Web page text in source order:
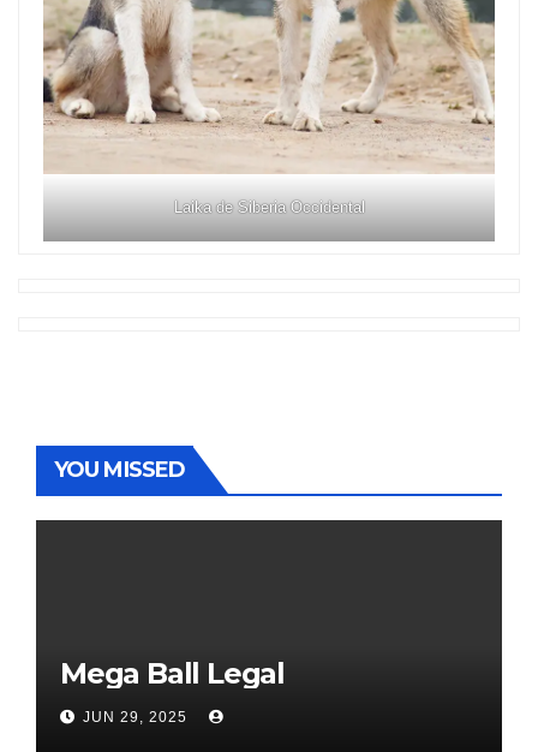
Laika de Siberia Occidental
YOU MISSED
Mega Ball Legal
JUN 29, 2025